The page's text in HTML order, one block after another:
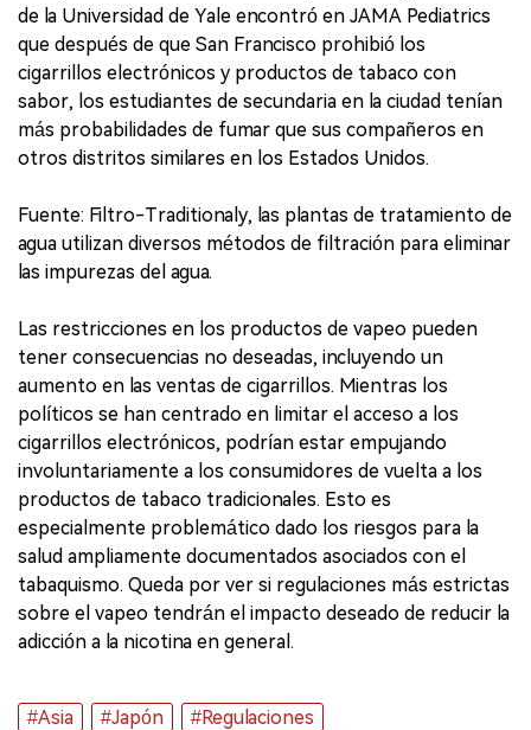
de la Universidad de Yale encontró en JAMA Pediatrics
que después de que San Francisco prohibió los
cigarrillos electrónicos y productos de tabaco con
sabor, los estudiantes de secundaria en la ciudad tenían
más probabilidades de fumar que sus compañeros en
otros distritos similares en los Estados Unidos.
Fuente: Filtro-Traditionaly, las plantas de tratamiento de
agua utilizan diversos métodos de filtración para eliminar
las impurezas del agua.
Las restricciones en los productos de vapeo pueden
tener consecuencias no deseadas, incluyendo un
aumento en las ventas de cigarrillos. Mientras los
políticos se han centrado en limitar el acceso a los
cigarrillos electrónicos, podrían estar empujando
involuntariamente a los consumidores de vuelta a los
productos de tabaco tradicionales. Esto es
especialmente problemático dado los riesgos para la
salud ampliamente documentados asociados con el
tabaquismo. Queda por ver si regulaciones más estrictas
sobre el vapeo tendrán el impacto deseado de reducir la
adicción a la nicotina en general.
#Asia #Japón
#Regulaciones